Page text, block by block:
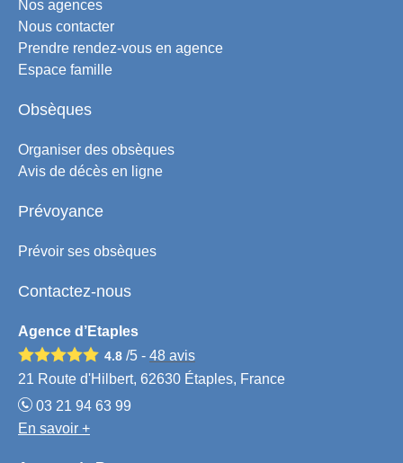
Nos agences
Nous contacter
Prendre rendez-vous en agence
Espace famille
Obsèques
Organiser des obsèques
Avis de décès en ligne
Prévoyance
Prévoir ses obsèques
Contactez-nous
Agence d’Etaples
4.8 /5 - 48 avis
21 Route d'Hilbert, 62630 Étaples, France
03 21 94 63 99
En savoir +